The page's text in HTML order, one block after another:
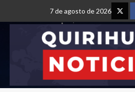
7 de agosto de 2026